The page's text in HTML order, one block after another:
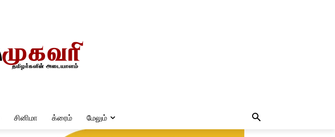
சினிமா க்ரைம் மேலும்